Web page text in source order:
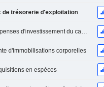
de trésorerie d'exploitation
Dépenses d'investissement du capital (CAPEX)
d'immobilisations corporelles
en espèces